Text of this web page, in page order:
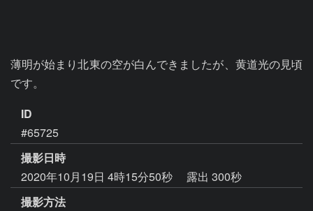
薄明が始まり北東の空が白んできましたが、黄道光の見頃
です。
ID
#65725
撮影日時
2020年10月19日 4時15分50秒
露出 300秒
撮影方法